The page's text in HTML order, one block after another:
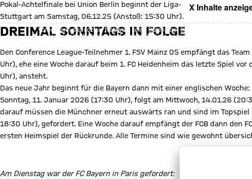
Pokal-Achtelfinale bei Union Berlin beginnt der Liga-Betrieb für den
Stuttgart am Samstag, 06.12.25 (Anstoß: 15:30 Uhr).
X Inhalte
Mit Klick auf den Button ermöglichen Sie es diesem sozialen Netzwerk, Ihre
Vorher kann das soziale Netzwerk keine Daten über Sie erheben, um Ihnen
des sozialen Netzwerks auf unserer Website gespeichert und Sie können
DREIMAL SONNTAGS IN FOLGE
Den Conference League-Teilnehmer 1. FSV Mainz 05 empfängt das Team
Uhr), ehe eine Woche darauf beim 1. FC Heidenheim das letzte Spiel
Uhr), ansteht.
Das neue Jahr beginnt für die Bayern dann mit einer englischen
Sonntag, 11. Januar 2026 (17:30 Uhr), folgt am Mittwoch, 14.01.26
darauf müssen die Münchner erneut auswärts ran und sind im Topspiel
18:30 Uhr), gefordert. Eine Woche darauf empfängt der FCB dann den
ersten Heimspiel der Rückrunde. Alle Termine sind wie gewohnt
Am Dienstag war der FC Bayern in Paris gefordert: